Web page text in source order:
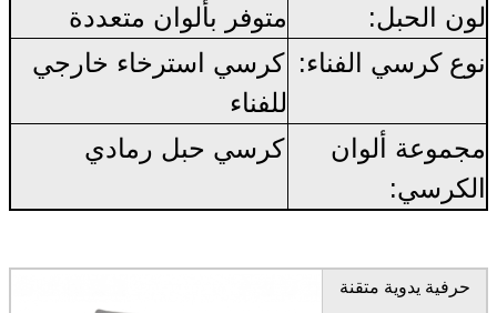
لون الحبل:
متوفر بألوان متعددة
نوع كرسي الفناء: كرسي استرخاء خارجي
للفناء
مجموعة ألوان
الكرسي:
كرسي حبل رمادي
حرفية يدوية متقنة